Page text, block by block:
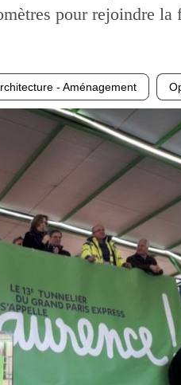
pour rejoindre la
- Aménagement